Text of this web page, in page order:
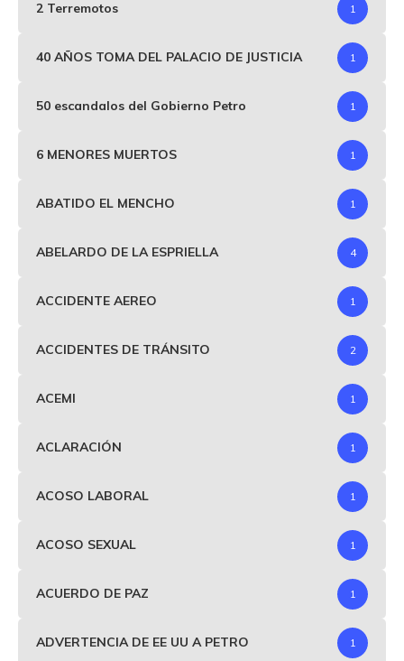
2 Terremotos 1
40 AÑOS TOMA DEL PALACIO DE JUSTICIA 1
50 escandalos del Gobierno Petro 1
6 MENORES MUERTOS 1
ABATIDO EL MENCHO 1
ABELARDO DE LA ESPRIELLA 4
ACCIDENTE AEREO 1
ACCIDENTES DE TRÁNSITO 2
ACEMI 1
ACLARACIÓN 1
ACOSO LABORAL 1
ACOSO SEXUAL 1
ACUERDO DE PAZ 1
ADVERTENCIA DE EE UU A PETRO 1